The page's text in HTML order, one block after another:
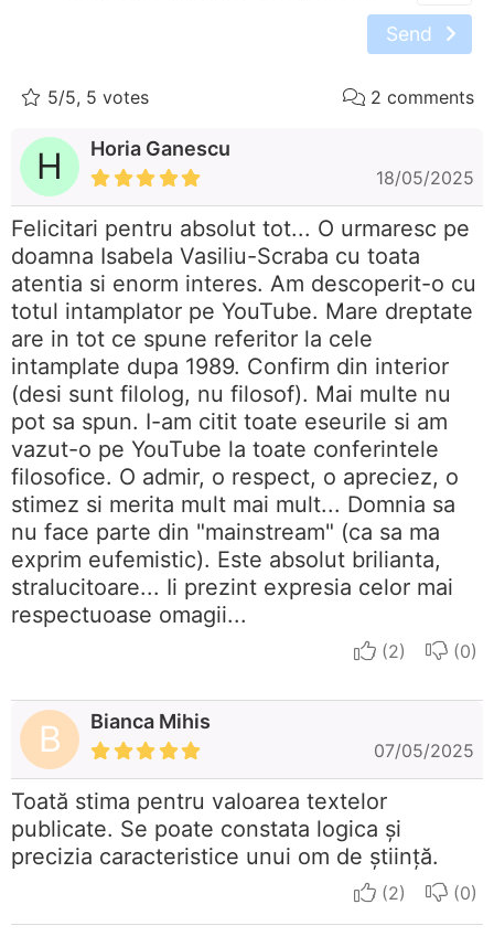
Send
5/5, 5 votes 2 comments
H Horia Ganescu
18/05/2025
Felicitari pentru absolut tot... O urmaresc pe
doamna Isabela Vasiliu-Scraba cu toata
atentia si enorm interes. Am descoperit-o cu
totul intamplator pe YouTube. Mare dreptate
are in tot ce spune referitor la cele
intamplate dupa 1989. Confirm din interior
(desi sunt filolog, nu filosof). Mai multe nu
pot sa spun. I-am citit toate eseurile si am
vazut-o pe YouTube la toate conferintele
filosofice. O admir, o respect, o apreciez, o
stimez si merita mult mai mult... Domnia sa
nu face parte din "mainstream" (ca sa ma
exprim eufemistic). Este absolut brilianta,
stralucitoare... Ii prezint expresia celor mai
respectuoase omagii...
I apreciate
I
B Bianca Mihis
07/05/2025
Toată stima pentru valoarea textelor
publicate. Se poate constata logica și
precizia caracteristice unui om de știință.
I apreciate
I